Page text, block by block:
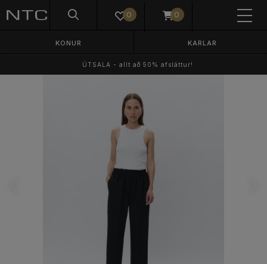
0 0
KONUR KARLAR
ÚTSALA - allt að 50% afsláttur!